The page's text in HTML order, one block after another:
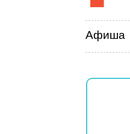
Афиша